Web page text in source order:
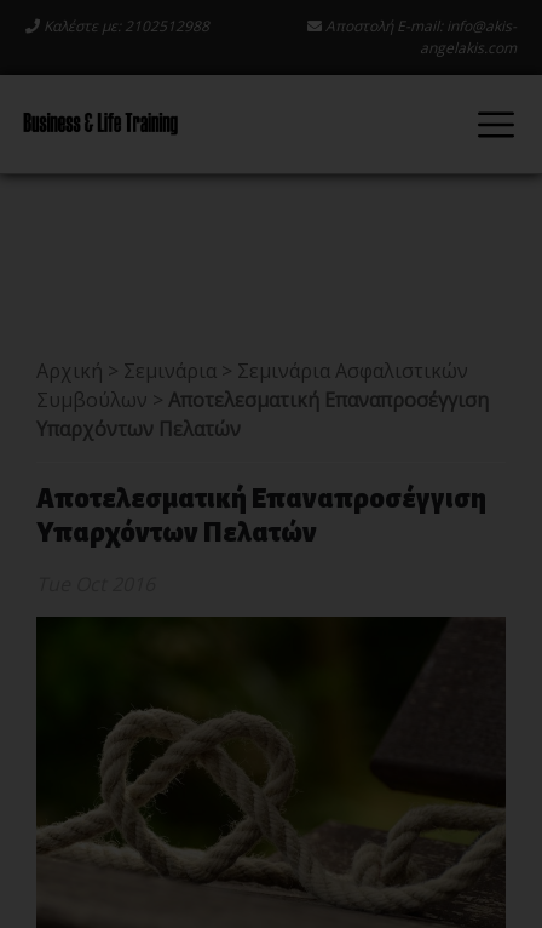
Καλέστε με: 2102512988 Αποστολή E-mail: info@akis-
angelakis.com
Αρχική > Σεμινάρια > Σεμινάρια Ασφαλιστικών
Συμβούλων > Αποτελεσματική Επαναπροσέγγιση
Υπαρχόντων Πελατών
Αποτελεσματική Επαναπροσέγγιση
Υπαρχόντων Πελατών